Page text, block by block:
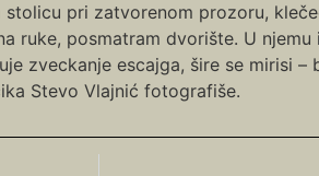
stolicu pri zatvorenom prozoru,
ruke, posmatram dvorište. U
zveckanje escajga, šire se mirisi –
Stevo Vlajnić fotografiše.